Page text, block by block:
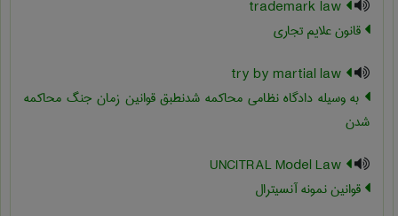
قانون علایم تجاری
به وسیله دادگاه نظامی محاکمه شدنطبق قوانین زمان جنگ محاکمه
شدن
قوانین نمونه آنسیترال